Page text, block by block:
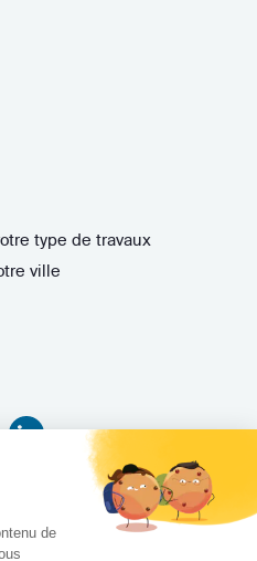
de
type de travaux
ville